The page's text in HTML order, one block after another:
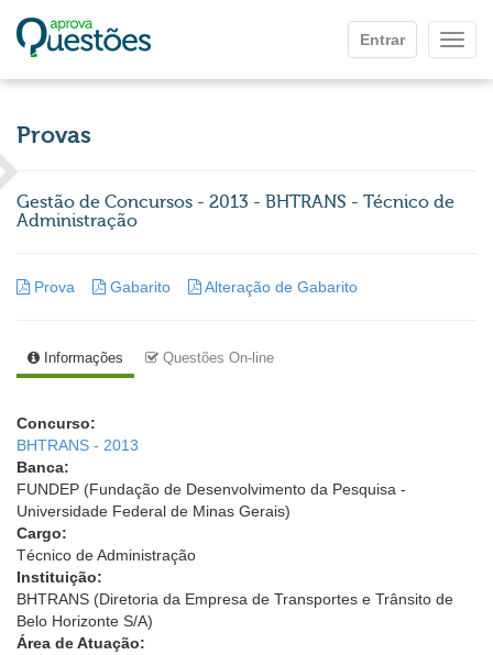
Entrar
Provas
Gestão de Concursos - 2013 - BHTRANS - Técnico de
Administração
Prova Gabarito Alteração de Gabarito
Informações Questões On-line
Concurso:
BHTRANS - 2013
Banca:
FUNDEP (Fundação de Desenvolvimento da Pesquisa -
Universidade Federal de Minas Gerais)
Cargo:
Técnico de Administração
Instituição:
BHTRANS (Diretoria da Empresa de Transportes e Trânsito de
Belo Horizonte S/A)
Área de Atuação: